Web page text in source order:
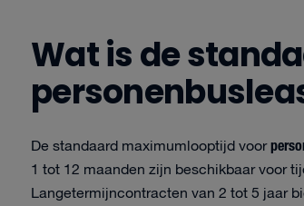
Wat is de
De standaard maximumlooptijd voor
1 tot 12 maanden zijn beschikbaar voor
Langetermijncontracten van 2 tot 5 jaar